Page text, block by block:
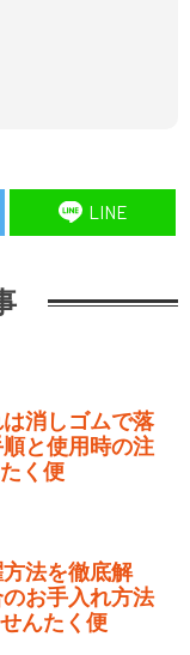
LINE
消しゴムで落
と使用時の注
く便
法を徹底解
お手入れ方法
んたく便